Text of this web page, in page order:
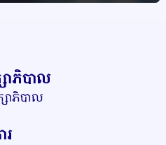
ាភិបាល
សាភិបាល
រ